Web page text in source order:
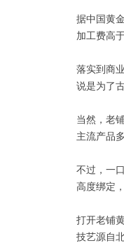
据中国黄
加工费高
落实到商
说是为了
当然，老
主流产品
不过，一
高度绑定
打开老铺
技艺源自